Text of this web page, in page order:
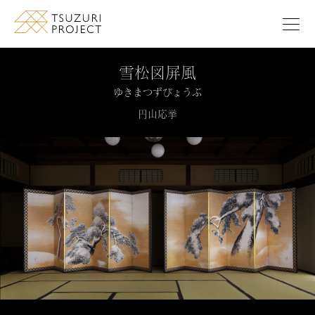
雪松図屏風
ゆきまつずびょうぶ
円山応挙